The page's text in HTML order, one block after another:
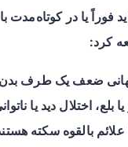
فوراً یا در
کرد:
ضعف یک طرف
بلع، اختلال دید یا
بالقوه سکته